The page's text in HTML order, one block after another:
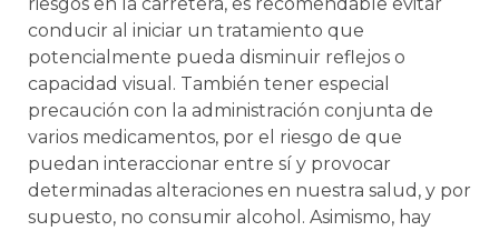
conducir al iniciar un tratamiento que
potencialmente pueda disminuir reflejos o
capacidad visual. También tener especial
precaución con la administración conjunta de
varios medicamentos, por el riesgo de que
puedan interaccionar entre sí y provocar
determinadas alteraciones en nuestra salud, y por
supuesto, no consumir alcohol. Asimismo, hay